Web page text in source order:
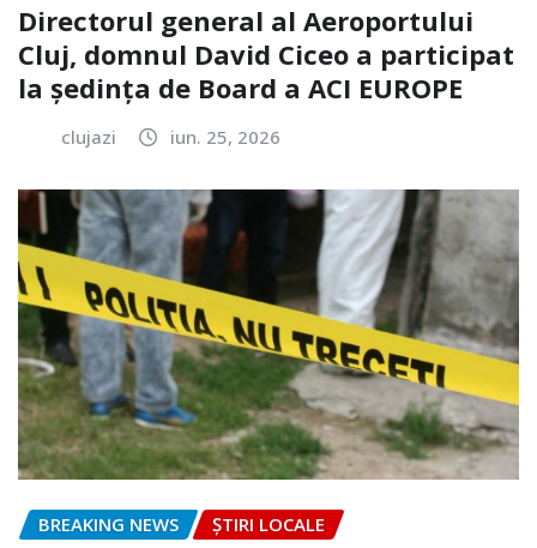
Directorul general al Aeroportului
Cluj, domnul David Ciceo a participat
la ședința de Board a ACI EUROPE
clujazi iun. 25, 2026
BREAKING NEWS ȘTIRI LOCALE